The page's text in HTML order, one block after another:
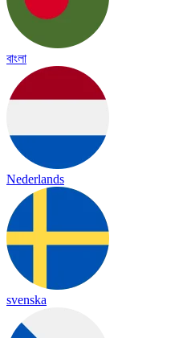
বাংলা
Nederlands
svenska